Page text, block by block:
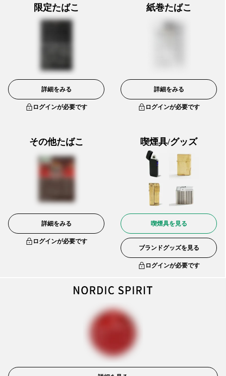
限定たばこ
詳細をみる
ログインが必要です
紙巻たばこ
詳細をみる
ログインが必要です
その他たばこ
詳細をみる
ログインが必要です
喫煙具/グッズ
喫煙具を見る
ブランドグッズを見る
ログインが必要です